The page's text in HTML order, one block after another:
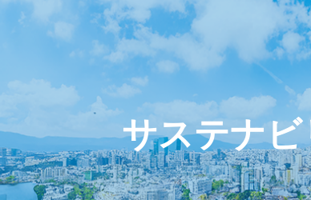
サステナ